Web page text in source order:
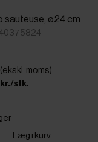
sauteuse, ø24 cm
moms)
stk.
Læg i kurv